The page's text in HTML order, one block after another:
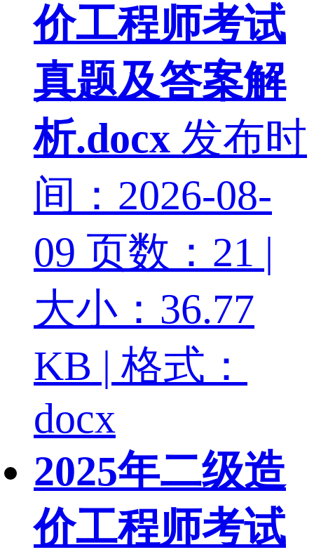
价工程师考试
真题及答案解
析.docx 发布时
间：2026-08-
09 页数：21 |
大小：36.77
KB | 格式：
docx
2025年二级造
价工程师考试